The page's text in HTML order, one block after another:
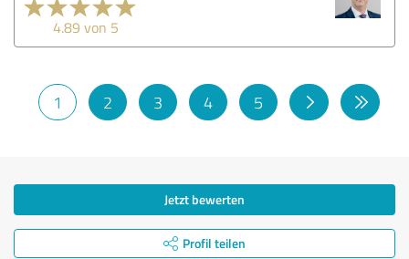
4.89 von 5
1 2 3 4 5
Jetzt bewerten
Profil teilen